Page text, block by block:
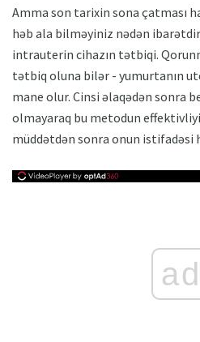
Amma son tarixin sona çatması
həb ala bilməyiniz nədən
intrauterin cihazın tətbiqi.
tətbiq oluna bilər - yumurtanın
mane olur. Cinsi əlaqədən sonra
olmayaraq bu metodun
müddətdən sonra onun istifadəsi
ad